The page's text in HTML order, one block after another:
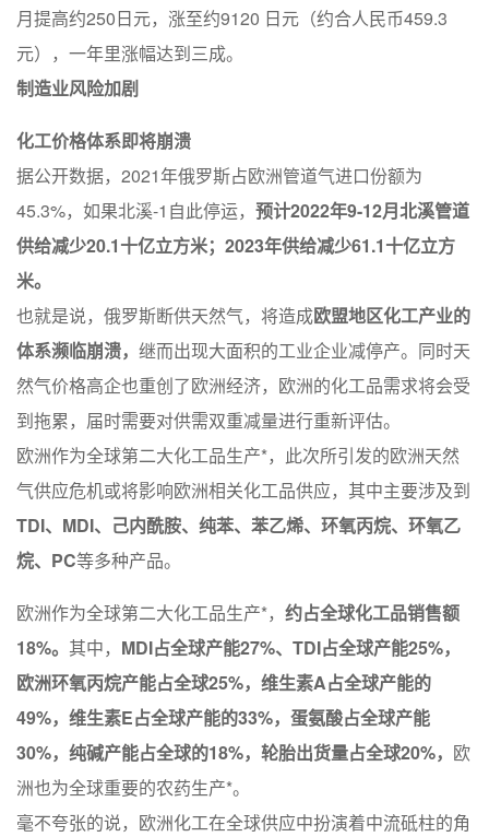
月提高约250日元，涨至约9120 日元（约合人民币459.3
元），一年里涨幅达到三成。
制造业风险加剧
化工价格体系即将崩溃
据公开数据，2021年俄罗斯占欧洲管道气进口份额为
45.3%，如果北溪-1自此停运， 预计2022年9-12月北溪管道
供给减少20.1十亿立方米；2023年供给减少61.1十亿立方
米。
也就是说，俄罗斯断供天然气，将造成欧盟地区化工产业的
体系濒临崩溃， 继而出现大面积的工业企业减停产。同时天
然气价格高企也重创了欧洲经济，欧洲的化工品需求将会受
到拖累，届时需要对供需双重减量进行重新评估。
欧洲作为全球第二大化工品生产*，此次所引发的欧洲天然
气供应危机或将影响欧洲相关化工品供应，其中主要涉及到
TDI、MDI、己内酰胺、纯苯、苯乙烯、环氧丙烷、环氧乙
烷、PC等多种产品。
欧洲作为全球第二大化工品生产*， 约占全球化工品销售额
18%。 其中， MDI占全球产能27%、TDI占全球产能25%，
欧洲环氧丙烷产能占全球25%，维生素A占全球产能的
49%，维生素E占全球产能的33%，蛋氨酸占全球产能
30%，纯碱产能占全球的18%，轮胎出货量占全球20%， 欧
洲也为全球重要的农药生产*。
毫不夸张的说，欧洲化工在全球供应中扮演着中流砥柱的角